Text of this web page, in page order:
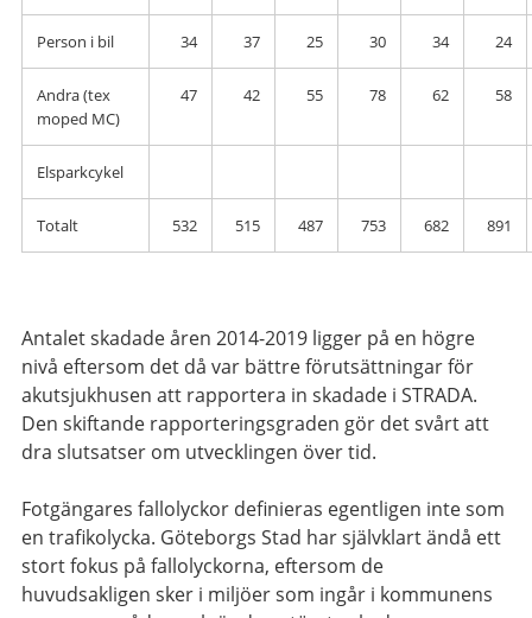
Person i bil 34 37 25 30 34 24
Andra (tex
moped MC)
47 42 55 78 62 58
Elsparkcykel
Totalt 532 515 487 753 682 891
Antalet skadade åren 2014-2019 ligger på en högre
nivå eftersom det då var bättre förutsättningar för
akutsjukhusen att rapportera in skadade i STRADA.
Den skiftande rapporteringsgraden gör det svårt att
dra slutsatser om utvecklingen över tid.
Fotgängares fallolyckor definieras egentligen inte som
en trafikolycka. Göteborgs Stad har självklart ändå ett
stort fokus på fallolyckorna, eftersom de
huvudsakligen sker i miljöer som ingår i kommunens